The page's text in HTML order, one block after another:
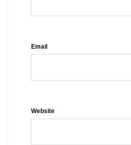
Email
Website